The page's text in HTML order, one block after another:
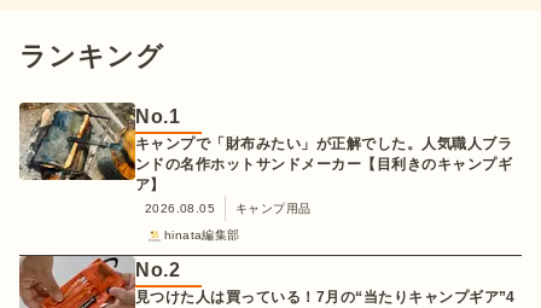
ランキング
No.1
キャンプで「財布みたい」が正解でした。人気職人ブラ
ンドの名作ホットサンドメーカー【目利きのキャンプギ
ア】
2026.08.05
キャンプ用品
hinata編集部
No.2
見つけた人は買っている！7月の“当たりキャンプギア”4